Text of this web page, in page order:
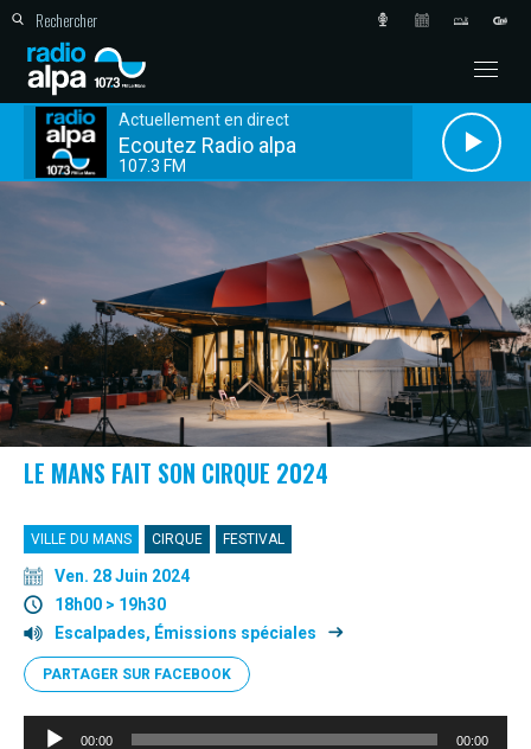
Actuellement en direct
Ecoutez Radio alpa
107.3 FM
LE MANS FAIT SON CIRQUE 2024
VILLE DU MANS CIRQUE FESTIVAL
Ven. 28 Juin 2024
18h00 > 19h30
Escalpades, Émissions spéciales
PARTAGER SUR FACEBOOK
Lecteur
00:00 00:00